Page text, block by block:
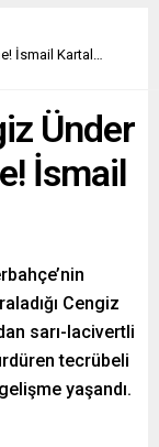
İsmail Kartal…
Ünder
İsmail
Cengiz
sarı-lacivertli
tecrübeli
yaşandı.